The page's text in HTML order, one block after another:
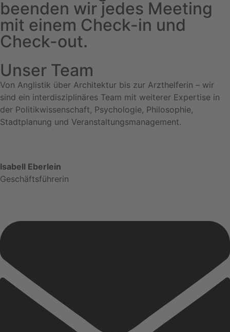
beenden wir jedes Meeting
mit einem Check-in und
Check-out.
Unser Team
Von Anglistik über Architektur bis zur Arzthelferin – wir
sind ein interdisziplinäres Team mit weiterer Expertise in
der Politikwissenschaft, Psychologie, Philosophie,
Stadtplanung und Veranstaltungsmanagement.
Isabell Eberlein
Geschäftsführerin